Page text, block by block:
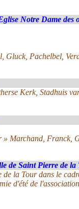
Notre Dame des
Gluck, Pachelbel,
Kerk, Stadhuis
» Marchand, Franck,
de Saint Pierre de la
la Tour dans le
d'été de